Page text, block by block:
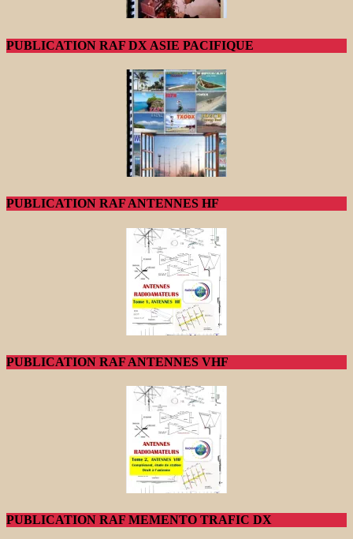
PUBLICATION RAF DX ASIE PACIFIQUE
PUBLICATION RAF ANTENNES HF
PUBLICATION RAF ANTENNES VHF
PUBLICATION RAF MEMENTO TRAFIC DX